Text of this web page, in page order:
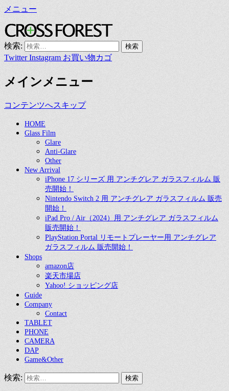
メニュー
CROSS FOREST
デジタルとアナログの素敵な融合を
検索:
Twitter Instagram お買い物カゴ
メインメニュー
コンテンツへスキップ
HOME
Glass Film
Glare
Anti-Glare
Other
New Arrival
iPhone 17 シリーズ 用 アンチグレア ガラスフィルム 販
売開始！
Nintendo Switch 2 用 アンチグレア ガラスフィルム 販売
開始！
iPad Pro / Air（2024）用 アンチグレア ガラスフィルム
販売開始！
PlayStation Portal リモートプレーヤー用 アンチグレア
ガラスフィルム 販売開始！
Shops
amazon店
楽天市場店
Yahoo! ショッピング店
Guide
Company
Contact
TABLET
PHONE
CAMERA
DAP
Game&Other
検索: